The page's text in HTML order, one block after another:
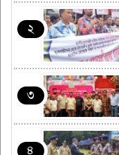
২
৩
৪